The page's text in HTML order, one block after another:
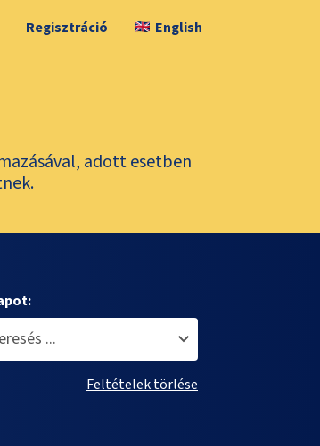
Regisztráció English
adott esetben
Feltételek törlése